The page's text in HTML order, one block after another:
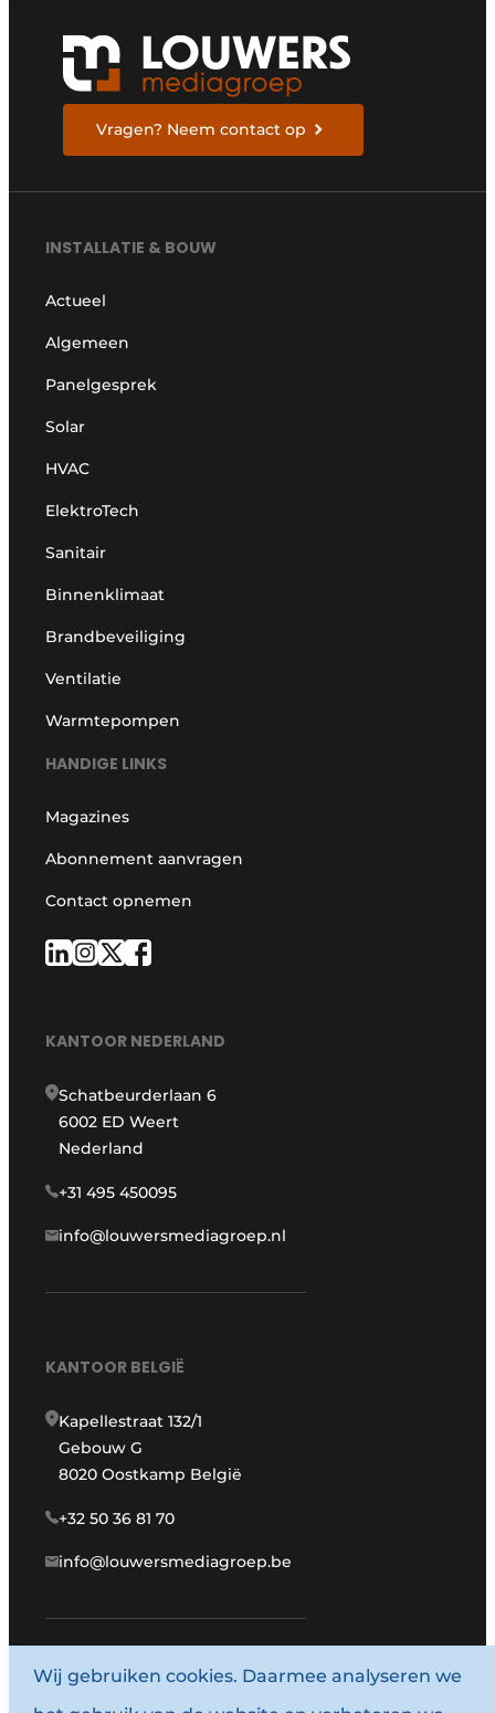
Vragen? Neem contact op
INSTALLATIE & BOUW
Actueel
Algemeen
Panelgesprek
Solar
HVAC
ElektroTech
Sanitair
Binnenklimaat
Brandbeveiliging
Ventilatie
Warmtepompen
HANDIGE LINKS
Magazines
Abonnement aanvragen
Contact opnemen
KANTOOR NEDERLAND
Schatbeurderlaan 6
6002 ED Weert
Nederland
+31 495 450095
info@louwersmediagroep.nl
KANTOOR BELGIË
Kapellestraat 132/1
Gebouw G
8020 Oostkamp België
+32 50 36 81 70
info@louwersmediagroep.be
www.louwersmediagroep.com
Wij gebruiken cookies. Daarmee analyseren we